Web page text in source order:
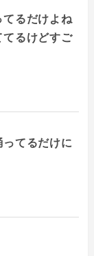
るだけよね
てるけどすご
てるだけに